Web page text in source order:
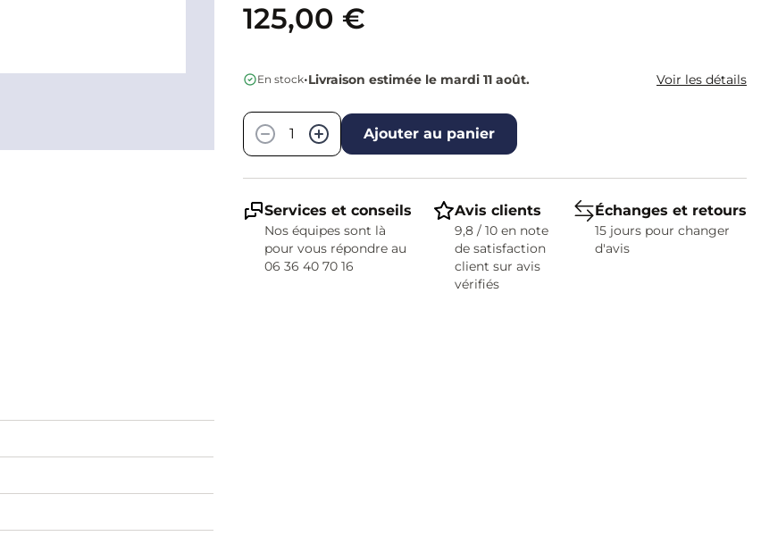
125,00 €
En stock•Livraison estimée le mardi 11 août. Voir les détails
−
+ Ajouter au panier
Services et conseils
Nos équipes sont là
pour vous répondre au
06 36 40 70 16
Avis clients
9,8 / 10 en note
de satisfaction
client sur avis
vérifiés
Échanges et retours
15 jours pour changer
d'avis